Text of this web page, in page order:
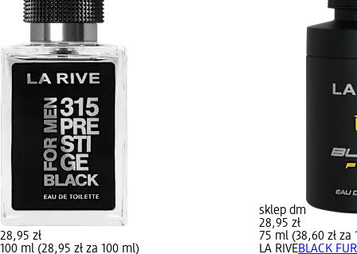
28,95 zł
100 ml (28,95 zł za 100 ml)
sklep dm
28,95 zł
75 ml (38,60 zł za
LA RIVEBLACK